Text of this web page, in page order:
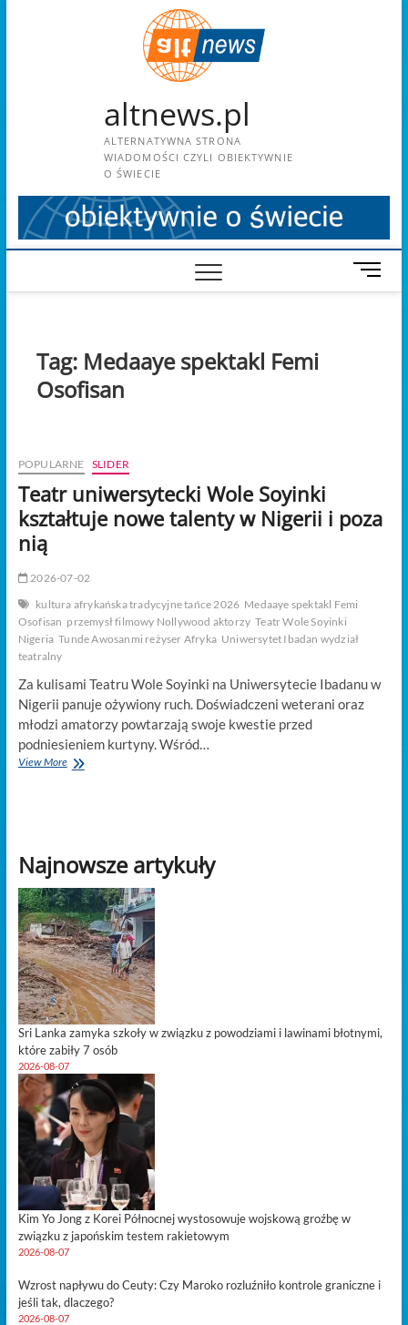
altnews.pl
ALTERNATYWNA STRONA
WIADOMOŚCI CZYLI OBIEKTYWNIE
O ŚWIECIE
M
e
Tag: Medaaye spektakl Femi
Osofisan
POPULARNE SLIDER
Teatr uniwersytecki Wole Soyinki
kształtuje nowe talenty w Nigerii i poza
nią
2026-07-02
kultura afrykańska tradycyjne tańce 2026 Medaaye spektakl Femi
Osofisan przemysł filmowy Nollywood aktorzy Teatr Wole Soyinki
Nigeria Tunde Awosanmi reżyser Afryka Uniwersytet Ibadan wydział
teatralny
Za kulisami Teatru Wole Soyinki na Uniwersytecie Ibadanu w
Nigerii panuje ożywiony ruch. Doświadczeni weterani oraz
młodzi amatorzy powtarzają swoje kwestie przed
podniesieniem kurtyny. Wśród…
View MoreTeatr
talenty
w
Nigerii
i
poza
nią
Najnowsze artykuły
Sri Lanka zamyka szkoły w związku z powodziami i lawinami błotnymi,
które zabiły 7 osób
2026-08-07
Kim Yo Jong z Korei Północnej wystosowuje wojskową groźbę w
związku z japońskim testem rakietowym
2026-08-07
Wzrost napływu do Ceuty: Czy Maroko rozluźniło kontrole graniczne i
jeśli tak, dlaczego?
2026-08-07